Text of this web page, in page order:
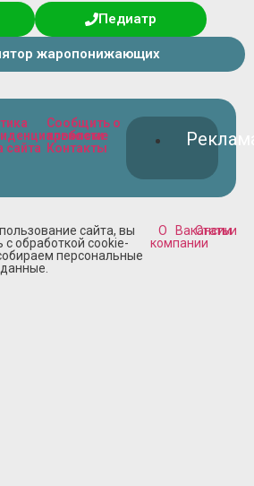
Педиатр
жаропонижающих
сайта
Сообщить о
проблеме
Контакты
сайта, вы
с обработкой cookie-
персональные
данные.
О
компании
Вакансии
Статьи